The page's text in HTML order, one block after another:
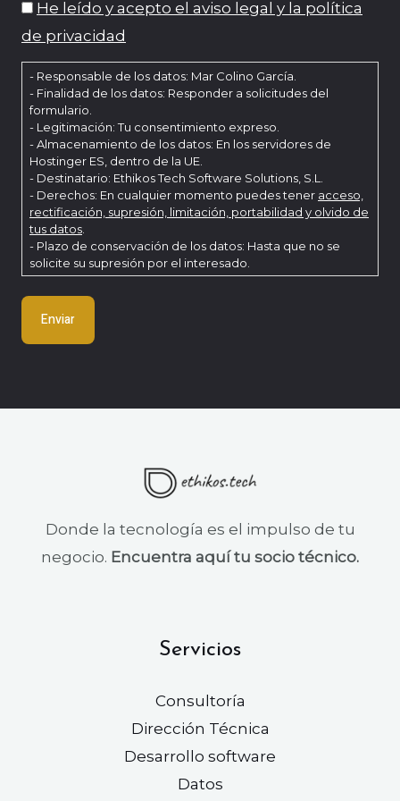
He leído y acepto el aviso legal y la política
de privacidad
- Responsable de los datos: Mar Colino García.
- Finalidad de los datos: Responder a solicitudes del
formulario.
- Legitimación: Tu consentimiento expreso.
- Almacenamiento de los datos: En los servidores de
Hostinger ES, dentro de la UE.
- Destinatario: Ethikos Tech Software Solutions, S.L.
- Derechos: En cualquier momento puedes tener acceso,
rectificación, supresión, limitación, portabilidad y olvido de
tus datos
- Plazo de conservación de los datos: Hasta que no se
solicite su supresión por el interesado.
Donde la tecnología es el impulso de tu
negocio. Encuentra aquí tu socio técnico.
Servicios
Consultoría
Dirección Técnica
Desarrollo software
Datos